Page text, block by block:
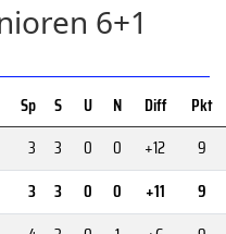
6+1
Sp S U N Diff
Pkt
3 3 0 0 +12
9
3 3 0 0 +11
9